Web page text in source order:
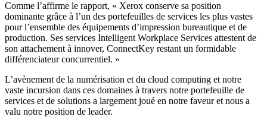
Comme l’affirme le rapport, « Xerox conserve sa position
dominante grâce à l’un des portefeuilles de services les plus vastes
pour l’ensemble des équipements d’impression bureautique et de
production. Ses services Intelligent Workplace Services attestent de
son attachement à innover, ConnectKey restant un formidable
différenciateur concurrentiel. »
L’avènement de la numérisation et du cloud computing et notre
vaste incursion dans ces domaines à travers notre portefeuille de
services et de solutions a largement joué en notre faveur et nous a
valu notre position de leader.